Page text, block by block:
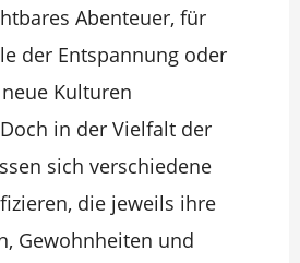
Abenteuer, für
der Entspannung oder
Kulturen
in der Vielfalt der
sich verschiedene
die jeweils ihre
Gewohnheiten und